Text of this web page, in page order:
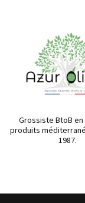
Grossiste BtoB
produits
1987.